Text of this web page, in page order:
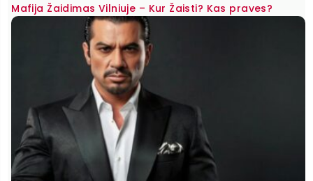
Mafija Žaidimas Vilniuje – Kur Žaisti? Kas praves?